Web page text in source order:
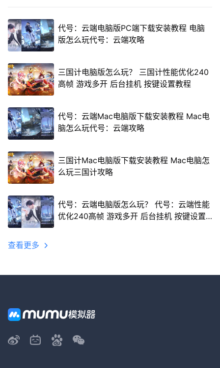
代号：云端电脑版PC端下载安装教程 电脑
版怎么玩代号：云端攻略
三国计电脑版怎么玩？ 三国计性能优化240
高帧 游戏多开 后台挂机 按键设置教程
代号：云端Mac电脑版下载安装教程 Mac电
脑怎么玩代号：云端攻略
三国计Mac电脑版下载安装教程 Mac电脑怎
么玩三国计攻略
代号：云端电脑版怎么玩？ 代号：云端性能
优化240高帧 游戏多开 后台挂机 按键设置
查看更多